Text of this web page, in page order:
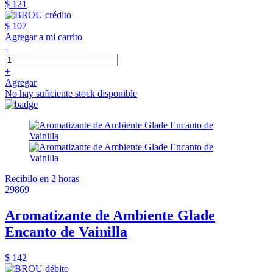
$ 121
$ 107
Agregar a mi carrito
-
+
Agregar
No hay suficiente stock disponible
Recibilo en 2 horas
29869
Aromatizante de Ambiente Glade
Encanto de Vainilla
$ 142